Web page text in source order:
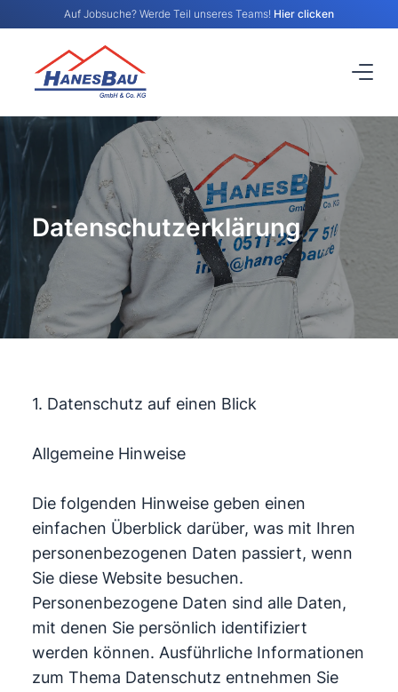
Auf Jobsuche? Werde Teil unseres Teams! Hier clicken
Datenschutzerklärung
1. Datenschutz auf einen Blick
Allgemeine Hinweise
Die folgenden Hinweise geben einen
einfachen Überblick darüber, was mit Ihren
personenbezogenen Daten passiert, wenn
Sie diese Website besuchen.
Personenbezogene Daten sind alle Daten,
mit denen Sie persönlich identifiziert
werden können. Ausführliche Informationen
zum Thema Datenschutz entnehmen Sie